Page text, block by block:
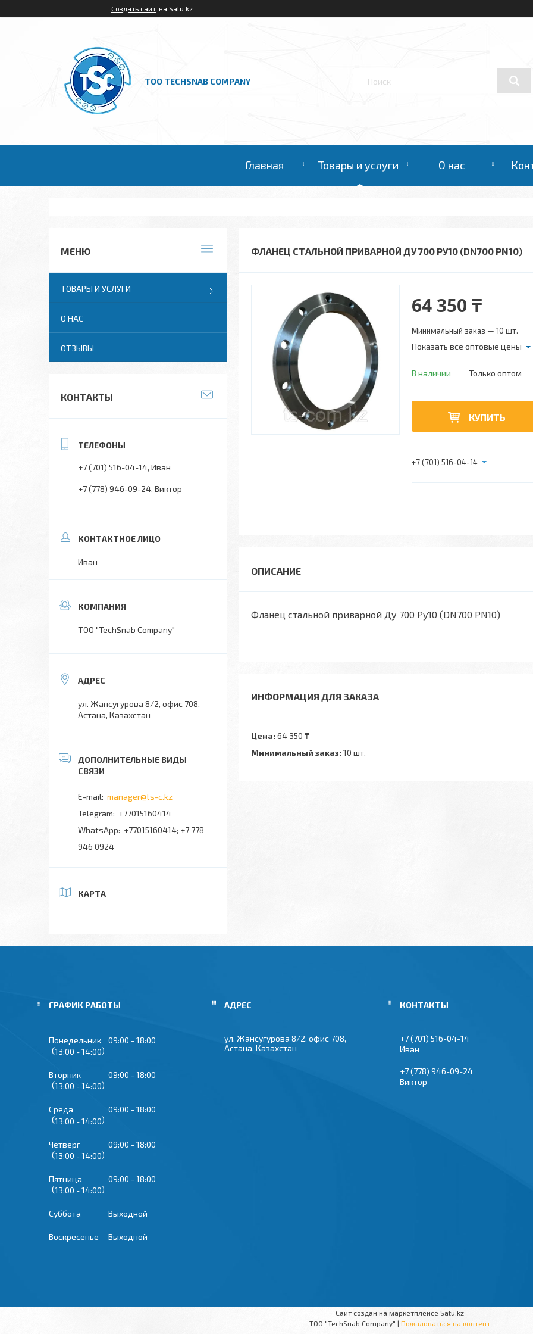
Создать сайт на Satu.kz
ТОО TECHSNAB COMPANY
Главная Товары и услуги О нас
ФЛАНЕЦ СТАЛЬНОЙ ПРИВАРНОЙ ДУ 700 РУ10 (DN700 PN10)
64 350 ₸
Минимальный заказ — 10 шт.
Показать все оптовые цены
В наличии Только оптом
КУПИТЬ
+7 (701) 516-04-14
Фланец стальной приварной Ду 700 Ру10 (DN700 PN10)
ИНФОРМАЦИЯ ДЛЯ ЗАКАЗА
Цена: 64 350 ₸
Минимальный заказ: 10 шт.
ТОВАРЫ И УСЛУГИ
О НАС
ОТЗЫВЫ
КОНТАКТЫ
+7 (701) 516-04-14 Иван
+7 (778) 946-09-24 Виктор
Иван
TOO "TechSnab Company"
ул. Жансугурова 8/2, офис 708,
Астана, Казахстан
manager@ts-c.kz
+77015160414
+77015160414; +7 778
946 0924
КАРТА
ГРАФИК РАБОТЫ
Понедельник 09:00
18:00
13:00
14:00
Вторник 09:00
18:00
13:00
14:00
Среда 09:00
18:00
13:00
14:00
Четверг 09:00
18:00
13:00
14:00
Пятница 09:00
18:00
13:00
14:00
Суббота Выходной
Воскресенье Выходной
ул. Жансугурова 8/2, офис 708,
Астана, Казахстан
+7 (701) 516-04-14
Иван
+7 (778) 946-09-24
Виктор
Сайт создан на маркетплейсе Satu.kz
TOO "TechSnab Company" | Пожаловаться на контент